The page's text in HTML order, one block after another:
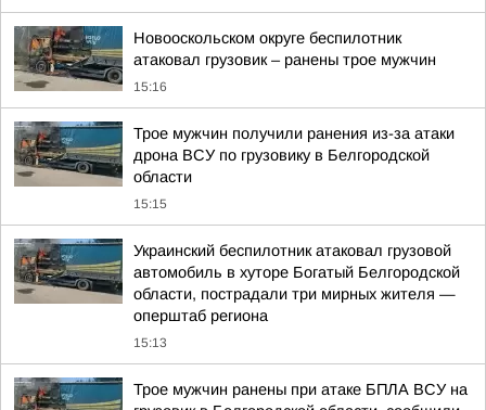
Новооскольском округе беспилотник
атаковал грузовик – ранены трое мужчин
15:16
Трое мужчин получили ранения из-за атаки
дрона ВСУ по грузовику в Белгородской
области
15:15
Украинский беспилотник атаковал грузовой
автомобиль в хуторе Богатый Белгородской
области, пострадали три мирных жителя —
оперштаб региона
15:13
Трое мужчин ранены при атаке БПЛА ВСУ на